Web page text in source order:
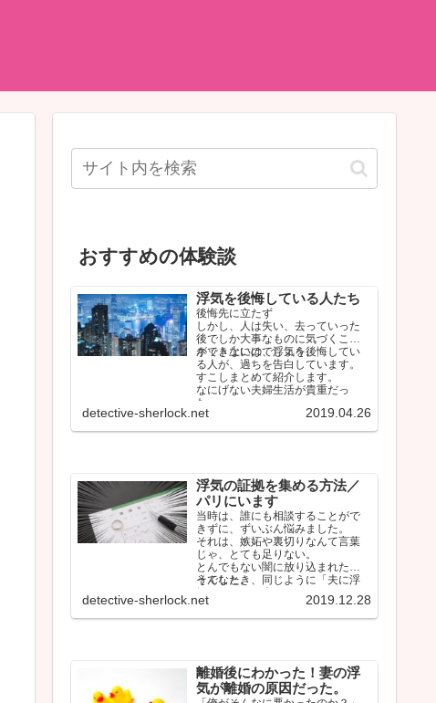
おすすめの体験談
浮気を後悔している人たち
後悔先に立たず
しかし、人は失い、去っていった
後でしか大事なものに気づくこと
ができないのでしょう。
ネット上には、浮気を後悔してい
る人が、過ちを告白しています。
すこしまとめて紹介します。
なにげない夫婦生活が貴重だっ
た…
detective-sherlock.net 2019.04.26
浮気の証拠を集める方法／
パリにいます
当時は、誰にも相談することがで
きずに、ずいぶん悩みました。
それは、嫉妬や裏切りなんて言葉
じゃ、とても足りない。
とんでもない闇に放り込まれたよ
うでした。
そんなとき、同じように「夫に浮
気されている人」のタイムライン
をみて、少…
detective-sherlock.net 2019.12.28
離婚後にわかった！妻の浮
気が離婚の原因だった。